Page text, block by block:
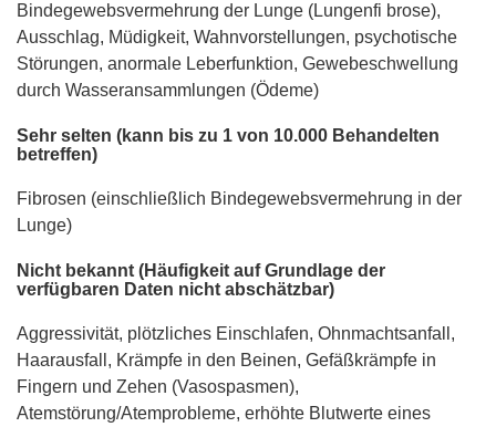
Bindegewebsvermehrung der Lunge (Lungenfi brose),
Ausschlag, Müdigkeit, Wahnvorstellungen, psychotische
Störungen, anormale Leberfunktion, Gewebeschwellung
durch Wasseransammlungen (Ödeme)
Sehr selten (kann bis zu 1 von 10.000 Behandelten
betreffen)
Fibrosen (einschließlich Bindegewebsvermehrung in der
Lunge)
Nicht bekannt (Häufigkeit auf Grundlage der
verfügbaren Daten nicht abschätzbar)
Aggressivität, plötzliches Einschlafen, Ohnmachtsanfall,
Haarausfall, Krämpfe in den Beinen, Gefäßkrämpfe in
Fingern und Zehen (Vasospasmen),
Atemstörung/Atemprobleme, erhöhte Blutwerte eines